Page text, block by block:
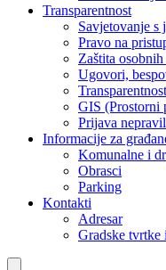
Transparentnost
Savjetovanje s
Pravo na
Zaštita
Ugovori,
GIS (Prostorni
Prijava
Informacije za
Komunalne i
Obrasci
Parking
Kontakti
Adresar
Gradske tvrtke